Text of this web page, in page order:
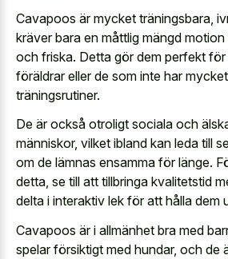
Cavapoos är mycket träningsbara,
kräver bara en måttlig mängd
och friska. Detta gör dem perfekt
föräldrar eller de som inte har
träningsrutiner.
De är också otroligt sociala och
människor, vilket ibland kan leda till
om de lämnas ensamma för länge.
detta, se till att tillbringa kvalitetstid
delta i interaktiv lek för att hålla dem
Cavapoos är i allmänhet bra med
spelar försiktigt med hundar, och de